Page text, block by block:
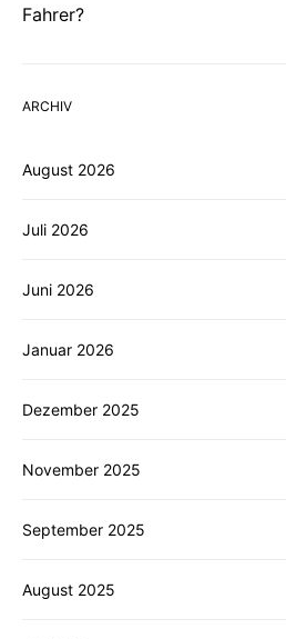
Fahrer?
ARCHIV
August 2026
Juli 2026
Juni 2026
Januar 2026
Dezember 2025
November 2025
September 2025
August 2025